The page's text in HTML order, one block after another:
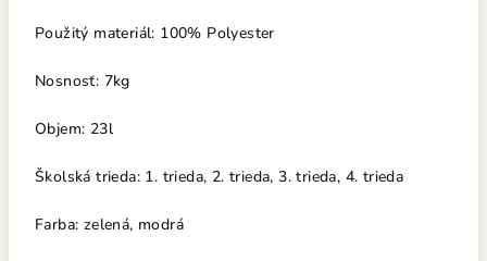
Použitý materiál: 100% Polyester
Nosnosť: 7kg
Objem: 23l
Školská trieda: 1. trieda, 2. trieda, 3. trieda, 4. trieda
Farba: zelená, modrá